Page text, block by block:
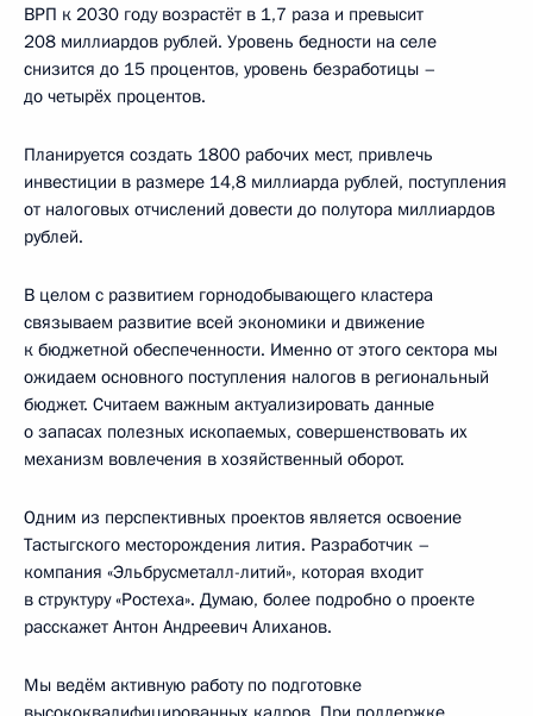
ВРП к 2030 году возрастёт в 1,7 раза и превысит
208 миллиардов рублей. Уровень бедности на селе
снизится до 15 процентов, уровень безработицы –
до четырёх процентов.
Планируется создать 1800 рабочих мест, привлечь
инвестиции в размере 14,8 миллиарда рублей, поступления
от налоговых отчислений довести до полутора миллиардов
рублей.
В целом с развитием горнодобывающего кластера
связываем развитие всей экономики и движение
к бюджетной обеспеченности. Именно от этого сектора мы
ожидаем основного поступления налогов в региональный
бюджет. Считаем важным актуализировать данные
о запасах полезных ископаемых, совершенствовать их
механизм вовлечения в хозяйственный оборот.
Одним из перспективных проектов является освоение
Тастыгского месторождения лития. Разработчик –
компания «Эльбрусметалл-литий», которая входит
в структуру «Ростеха». Думаю, более подробно о проекте
расскажет Антон Андреевич Алиханов.
Мы ведём активную работу по подготовке